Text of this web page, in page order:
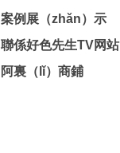
案例展（zhǎn）示
聯係好色先生TV网站
阿裏（lǐ）商鋪